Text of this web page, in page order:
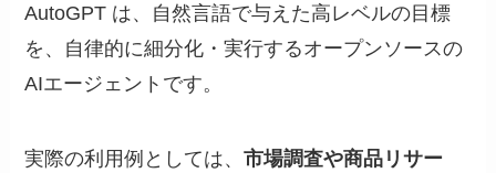
AutoGPT は、自然言語で与えた高レベルの目標
を、自律的に細分化・実行するオープンソースの
AIエージェントです。
実際の利用例としては、市場調査や商品リサー